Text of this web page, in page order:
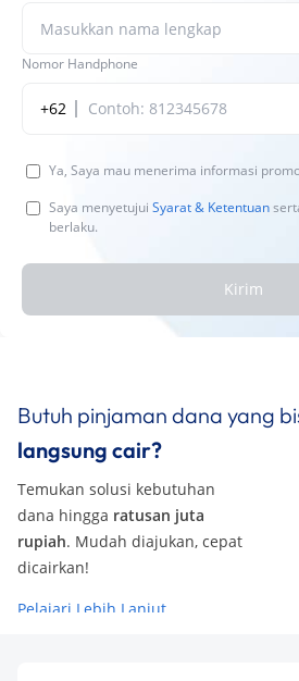
Nomor Handphone
+62
Ya, Saya mau menerima informasi
Saya menyetujui Syarat & Ketentuan
berlaku.
Kirim
Butuh pinjaman dana yang
langsung cair?
Temukan solusi kebutuhan
dana hingga ratusan juta
rupiah. Mudah diajukan, cepat
dicairkan!
Pelajari Lebih Lanjut